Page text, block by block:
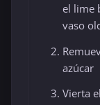
el lime
vaso
azúcar
Vierta